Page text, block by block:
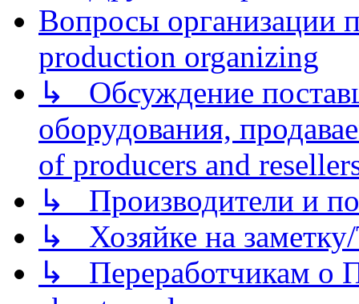
Вопросы организации
production organizing
↳ Обсуждение
оборудования,
of producers and
↳ Производители и
↳ Хозяйке на
↳ Переработчикам о